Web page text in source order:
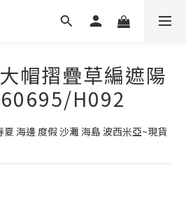
帽摺疊草編遮陽
H092
海邊 度假 沙灘 海島 波西米亞~現貨